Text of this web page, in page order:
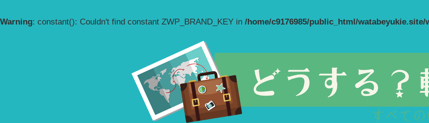
Warning: constant(): Couldn't find constant ZWP_BRAND_KEY in /home/c9176985/public_html/